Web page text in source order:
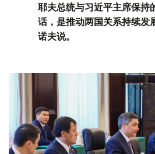
耶夫总统与习近平主席保持
话，是推动两国关系持续发
诺夫说。